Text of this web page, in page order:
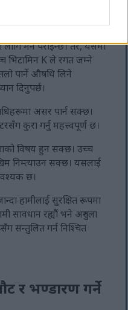
मन पराइन्छ। तर, यसमा
भिटामिन K ले रगत जम्ने
पार्ने औषधि लिने
दिनुपर्छ।
असर पार्न सक्छ।
कुरा गर्नु महत्त्वपूर्ण छ।
विषय हुन सक्छ। उच्च
निम्त्याउन सक्छ। यसलाई
छ।
हामीलाई सुरक्षित रूपमा
सावधान रह्यौं भने अरुगुला
सन्तुलित गर्न निश्चित
र भण्डारण गर्ने